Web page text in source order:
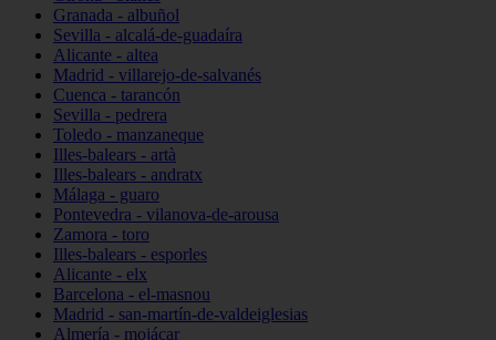
Granada - albuñol
Sevilla - alcalá-de-guadaíra
Alicante - altea
Madrid - villarejo-de-salvanés
Cuenca - tarancón
Sevilla - pedrera
Toledo - manzaneque
Illes-balears - artà
Illes-balears - andratx
Málaga - guaro
Pontevedra - vilanova-de-arousa
Zamora - toro
Illes-balears - esporles
Alicante - elx
Barcelona - el-masnou
Madrid - san-martín-de-valdeiglesias
Almería - mojácar